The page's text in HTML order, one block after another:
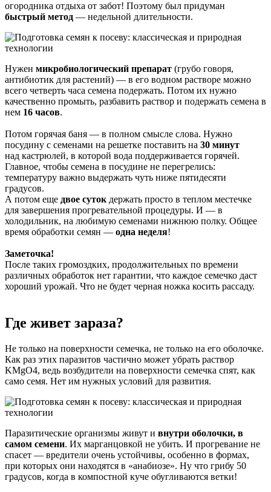
огородника отдыха от забот! Поэтому был придуман
быстрый метод — недельной длительности.
Нужен микробиологический препарат (грубо говоря,
антибиотик для растений) — в его водном растворе можно
всего четверть часа семена подержать. Потом их нужно
качественно промыть, разбавить раствор и подержать семена в
нем 16 часов.
Потом горячая баня — в полном смысле слова. Нужно
посудину с семенами на решетке поставить на 30 минут
над кастрюлей, в которой вода поддерживается горячей.
Главное, чтобы семена в посудине не перегрелись:
температуру важно выдержать чуть ниже пятидесяти
градусов.
А потом еще двое суток держать просто в теплом местечке
для завершения прогревательной процедуры. И — в
холодильник, на любимую семенами нижнюю полку. Общее
время обработки семян — одна неделя!
Заметочка!
После таких громоздких, продолжительных по времени
различных обработок нет гарантии, что каждое семечко даст
хороший урожай. Что не будет черная ножка косить рассаду.
Где живет зараза?
Не только на поверхности семечка, не только на его оболочке.
Как раз этих паразитов частично может убрать раствор
KMgO4, ведь возбудители на поверхности семечка спят, как
само семя. Нет им нужных условий для развития.
Паразитические организмы живут и внутри оболочки, в
самом семени. Их марганцовкой не убить. И прогревание не
спасет — вредители очень устойчивы, особенно в формах,
при которых они находятся в «анабиозе». Ну что грибу 50
градусов, когда в компостной куче обугливаются ветки!